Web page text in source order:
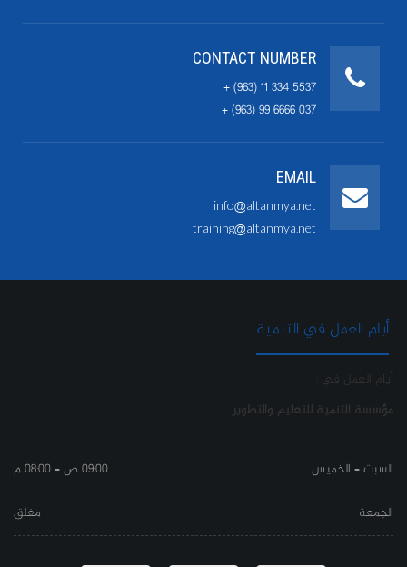
CONTACT NUMBER
+ (963) 11 334 5537
+ (963) 99 6666 037
EMAIL
info@altanmya.net
training@altanmya.net
أيام العمل في التنمية
أيام العمل في :
مؤسسة التنمية للتعليم والتطوير
السبت – الخميس
09:00 ص – 08:00 م
الجمعة
مغلق